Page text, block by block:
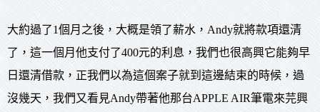
大約過了1個月之後，大概是領了薪水，Andy就將款項還清
了，這一個月他支付了400元的利息，我們也很高興它能夠早
日還清借款，正我們以為這個案子就到這邊結束的時候，過
沒幾天，我們又看見Andy帶著他那台APPLE AIR筆電來芫興